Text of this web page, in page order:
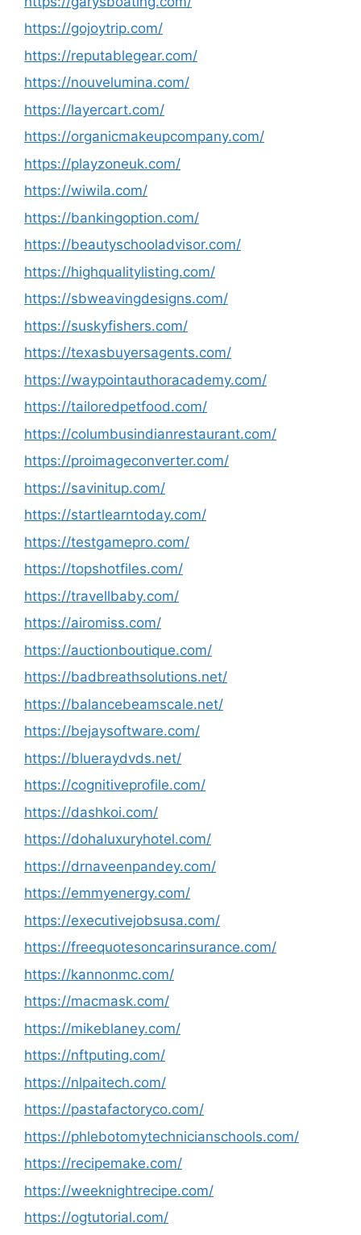
https://gojoytrip.com/
https://reputablegear.com/
https://nouvelumina.com/
https://layercart.com/
https://organicmakeupcompany.com/
https://playzoneuk.com/
https://wiwila.com/
https://bankingoption.com/
https://beautyschooladvisor.com/
https://highqualitylisting.com/
https://sbweavingdesigns.com/
https://suskyfishers.com/
https://texasbuyersagents.com/
https://waypointauthoracademy.com/
https://tailoredpetfood.com/
https://columbusindianrestaurant.com/
https://proimageconverter.com/
https://savinitup.com/
https://startlearntoday.com/
https://testgamepro.com/
https://topshotfiles.com/
https://travellbaby.com/
https://airomiss.com/
https://auctionboutique.com/
https://badbreathsolutions.net/
https://balancebeamscale.net/
https://bejaysoftware.com/
https://blueraydvds.net/
https://cognitiveprofile.com/
https://dashkoi.com/
https://dohaluxuryhotel.com/
https://drnaveenpandey.com/
https://emmyenergy.com/
https://executivejobsusa.com/
https://freequotesoncarinsurance.com/
https://kannonmc.com/
https://macmask.com/
https://mikeblaney.com/
https://nftputing.com/
https://nlpaitech.com/
https://pastafactoryco.com/
https://phlebotomytechnicianschools.com/
https://recipemake.com/
https://weeknightrecipe.com/
https://ogtutorial.com/